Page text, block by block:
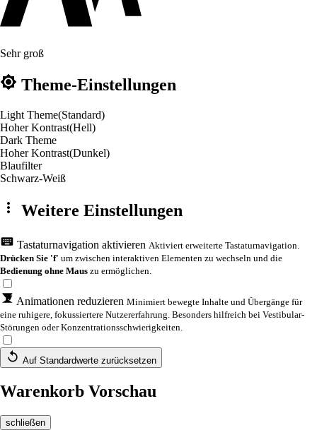
Sehr groß
Theme-Einstellungen
Light Theme(Standard)
Hoher Kontrast(Hell)
Dark Theme
Hoher Kontrast(Dunkel)
Blaufilter
Schwarz-Weiß
Weitere Einstellungen
Tastaturnavigation aktivieren Aktiviert erweiterte Tastaturnavigation.
Drücken Sie 'f' um zwischen interaktiven Elementen zu wechseln und die
Bedienung ohne Maus zu ermöglichen.
Animationen reduzieren Minimiert bewegte Inhalte und Übergänge für
eine ruhigere, fokussiertere Nutzererfahrung. Besonders hilfreich bei Vestibular-
Störungen oder Konzentrationsschwierigkeiten.
Auf Standardwerte zurücksetzen
Warenkorb Vorschau
schließen